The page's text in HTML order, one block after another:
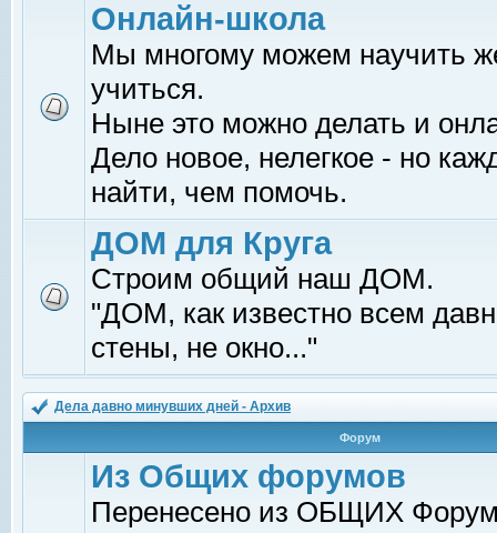
Онлайн-школа
Мы многому можем научить
учиться.
Ныне это можно делать и
Дело новое, нелегкое - но
найти, чем помочь.
ДОМ для Круга
Строим общий наш ДОМ.
"ДОМ, как известно всем
стены, не окно..."
Дела давно минувших дней - Архив
Форум
Из Общих форумов
Перенесено из ОБЩИХ